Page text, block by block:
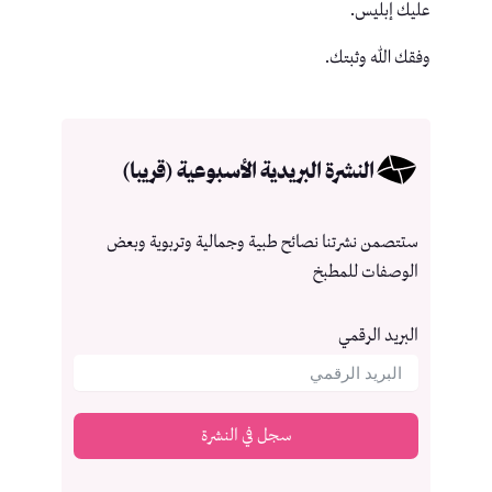
عليك إبليس.
وفقك الله وثبتك.
النشرة البريدية الأسبوعية (قريبا)
ستتصمن نشرتنا نصائح طبية وجمالية وتربوية وبعض
الوصفات للمطبخ
البريد الرقمي
سجل في النشرة